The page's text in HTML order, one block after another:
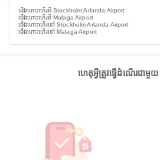
ជើងហោះហើរពី Stockholm Arlanda Airport
ជើងហោះហើរពី Malaga Airport
ជើងហោះហើរទៅ Stockholm Arlanda Airport
ជើងហោះហើរទៅ Malaga Airport
ហេតុអ្វីត្រូវធ្វើដំណើរជាមួ